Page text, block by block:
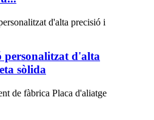
personalitzat d'alta
sòlida